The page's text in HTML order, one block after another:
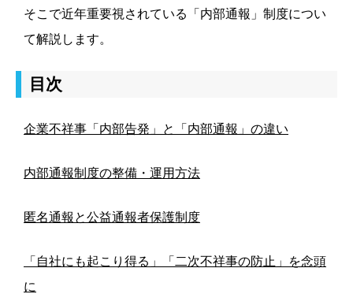
そこで近年重要視されている「内部通報」制度につい
て解説します。
目次
企業不祥事「内部告発」と「内部通報」の違い
内部通報制度の整備・運用方法
匿名通報と公益通報者保護制度
「自社にも起こり得る」「二次不祥事の防止」を念頭
に